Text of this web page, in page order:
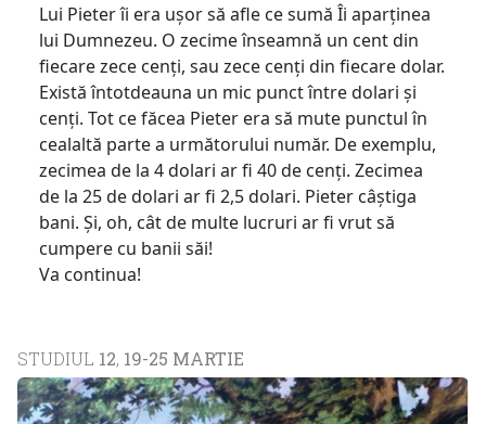
Lui Pieter îi era ușor să afle ce sumă Îi aparținea
lui Dumnezeu. O zecime înseamnă un cent din
fiecare zece cenți, sau zece cenți din fiecare dolar.
Există întotdeauna un mic punct între dolari și
cenți. Tot ce făcea Pieter era să mute punctul în
cealaltă parte a următorului număr. De exemplu,
zecimea de la 4 dolari ar fi 40 de cenți. Zecimea
de la 25 de dolari ar fi 2,5 dolari. Pieter câștiga
bani. Și, oh, cât de multe lucruri ar fi vrut să
cumpere cu banii săi!
Va continua!
STUDIUL 12, 19-25 MARTIE